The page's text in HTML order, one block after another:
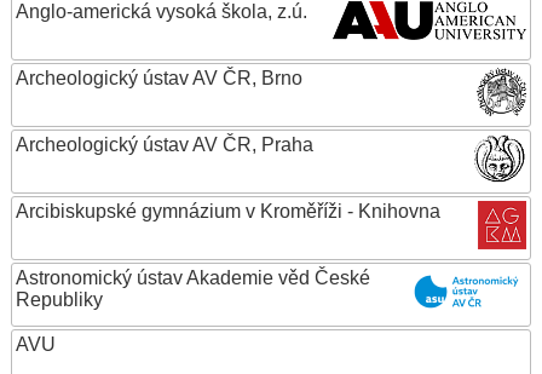
Anglo-americká vysoká škola, z.ú.
Archeologický ústav AV ČR, Brno
Archeologický ústav AV ČR, Praha
Arcibiskupské gymnázium v Kroměříži - Knihovna
Astronomický ústav Akademie věd České
Republiky
AVU